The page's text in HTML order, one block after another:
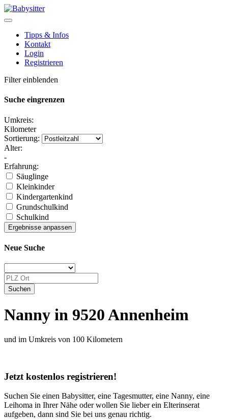
Tipps & Infos
Kontakt
Login
Registrieren
Filter einblenden
Suche eingrenzen
Umkreis:
Kilometer
Sortierung:
Alter:
-
Erfahrung:
Säuglinge
Kleinkinder
Kindergartenkind
Grundschulkind
Schulkind
Neue Suche
Nanny in 9520 Annenheim
und im Umkreis von 100 Kilometern
Jetzt kostenlos registrieren!
Suchen Sie einen Babysitter, eine Tagesmutter, eine Nanny, eine
Leihoma in Ihrer Nähe oder wollen Sie lieber ein Elterinserat
aufgeben, dann sind Sie bei uns genau richtig.